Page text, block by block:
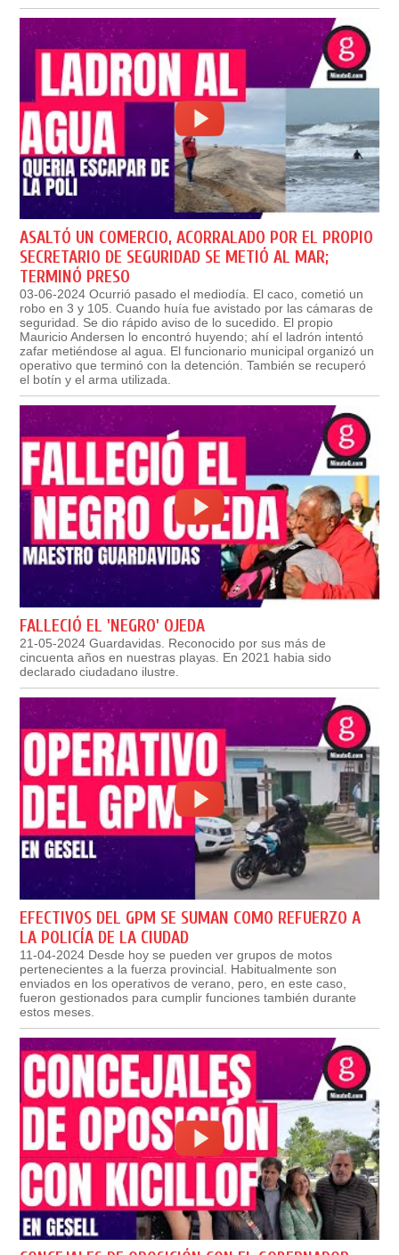
ASALTÓ UN COMERCIO, ACORRALADO POR EL PROPIO
SECRETARIO DE SEGURIDAD SE METIÓ AL MAR;
TERMINÓ PRESO
03-06-2024 Ocurrió pasado el mediodía. El caco, cometió un
robo en 3 y 105. Cuando huía fue avistado por las cámaras de
seguridad. Se dio rápido aviso de lo sucedido. El propio
Mauricio Andersen lo encontró huyendo; ahí el ladrón intentó
zafar metiéndose al agua. El funcionario municipal organizó un
operativo que terminó con la detención. También se recuperó
el botín y el arma utilizada.
FALLECIÓ EL 'NEGRO' OJEDA
21-05-2024 Guardavidas. Reconocido por sus más de
cincuenta años en nuestras playas. En 2021 habia sido
declarado ciudadano ilustre.
EFECTIVOS DEL GPM SE SUMAN COMO REFUERZO A
LA POLICÍA DE LA CIUDAD
11-04-2024 Desde hoy se pueden ver grupos de motos
pertenecientes a la fuerza provincial. Habitualmente son
enviados en los operativos de verano, pero, en este caso,
fueron gestionados para cumplir funciones también durante
estos meses.